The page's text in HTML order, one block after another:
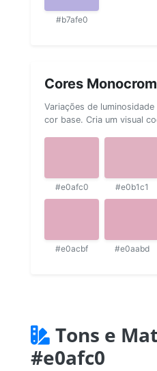
#b7afe0
Cores
Variações de
cor base. Cria um visual
#e0afc0 #e0b1c1
#e0acbf #e0aabd
Tons e
#e0afc0